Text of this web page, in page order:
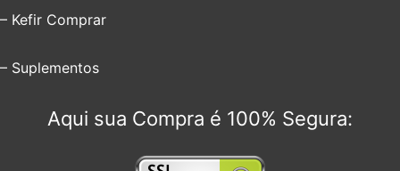
– Kefir Comprar
– Suplementos
Aqui sua Compra é 100% Segura: